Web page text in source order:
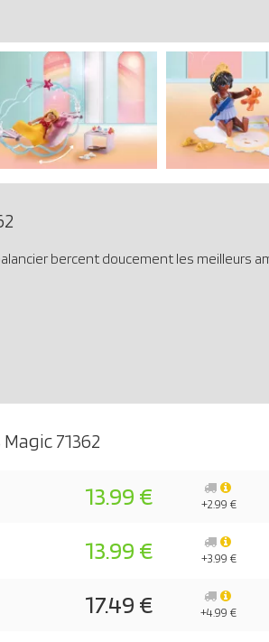
bercent doucement les meilleurs
71362
13.99 € +2.99 €
13.99 € +3.99 €
17.49 € +4.99 €